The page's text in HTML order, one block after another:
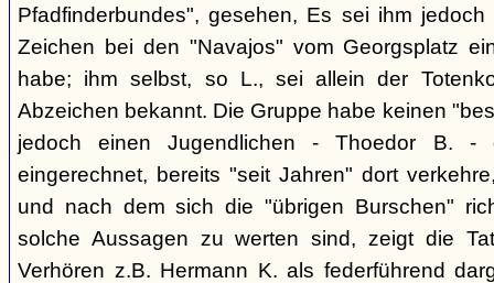
Pfadfinderbundes", gesehen, Es sei ihm
Zeichen bei den "Navajos" vom Georgsplatz
habe; ihm selbst, so L., sei allein der
Abzeichen bekannt. Die Gruppe habe keinen
jedoch einen Jugendlichen - Thoedor B. -
eingerechnet, bereits "seit Jahren" dort
und nach dem sich die "übrigen Burschen"
solche Aussagen zu werten sind, zeigt die
Verhören z.B. Hermann K. als federführend